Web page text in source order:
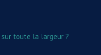
toute la largeur ?